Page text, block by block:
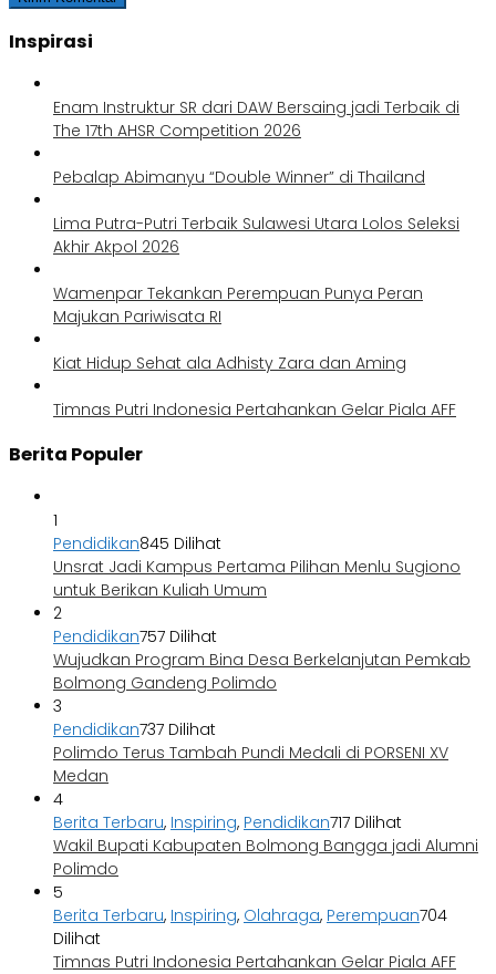
Inspirasi
Enam Instruktur SR dari DAW Bersaing jadi Terbaik di
The 17th AHSR Competition 2026
Pebalap Abimanyu “Double Winner” di Thailand
Lima Putra-Putri Terbaik Sulawesi Utara Lolos Seleksi
Akhir Akpol 2026
Wamenpar Tekankan Perempuan Punya Peran
Majukan Pariwisata RI
Kiat Hidup Sehat ala Adhisty Zara dan Aming
Timnas Putri Indonesia Pertahankan Gelar Piala AFF
Berita Populer
1
Pendidikan845 Dilihat
Unsrat Jadi Kampus Pertama Pilihan Menlu Sugiono
untuk Berikan Kuliah Umum
2
Pendidikan757 Dilihat
Wujudkan Program Bina Desa Berkelanjutan Pemkab
Bolmong Gandeng Polimdo
3
Pendidikan737 Dilihat
Polimdo Terus Tambah Pundi Medali di PORSENI XV
Medan
4
Berita Terbaru, Inspiring, Pendidikan717 Dilihat
Wakil Bupati Kabupaten Bolmong Bangga jadi Alumni
Polimdo
5
Berita Terbaru, Inspiring, Olahraga, Perempuan704
Dilihat
Timnas Putri Indonesia Pertahankan Gelar Piala AFF